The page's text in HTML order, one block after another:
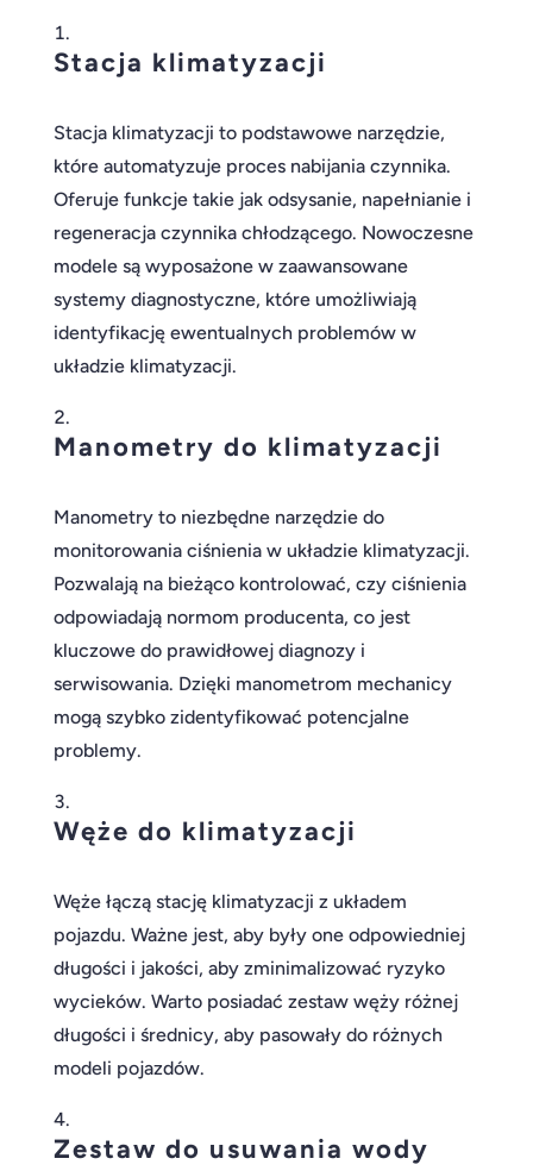
Stacja klimatyzacji
Stacja klimatyzacji to podstawowe narzędzie,
które automatyzuje proces nabijania czynnika.
Oferuje funkcje takie jak odsysanie, napełnianie i
regeneracja czynnika chłodzącego. Nowoczesne
modele są wyposażone w zaawansowane
systemy diagnostyczne, które umożliwiają
identyfikację ewentualnych problemów w
układzie klimatyzacji.
Manometry do klimatyzacji
Manometry to niezbędne narzędzie do
monitorowania ciśnienia w układzie klimatyzacji.
Pozwalają na bieżąco kontrolować, czy ciśnienia
odpowiadają normom producenta, co jest
kluczowe do prawidłowej diagnozy i
serwisowania. Dzięki manometrom mechanicy
mogą szybko zidentyfikować potencjalne
problemy.
Węże do klimatyzacji
Węże łączą stację klimatyzacji z układem
pojazdu. Ważne jest, aby były one odpowiedniej
długości i jakości, aby zminimalizować ryzyko
wycieków. Warto posiadać zestaw węży różnej
długości i średnicy, aby pasowały do różnych
modeli pojazdów.
Zestaw do usuwania wody